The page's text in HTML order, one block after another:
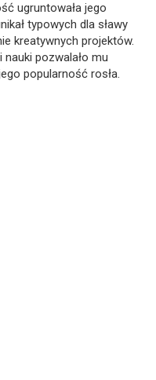
ugruntowała jego
typowych dla sławy
kreatywnych projektów.
pozwalało mu
popularność rosła.